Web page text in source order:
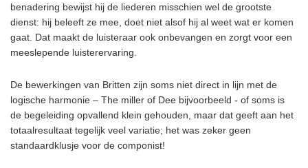
benadering bewijst hij de liederen misschien wel de grootste
dienst: hij beleeft ze mee, doet niet alsof hij al weet wat er komen
gaat. Dat maakt de luisteraar ook onbevangen en zorgt voor een
meeslepende luisterervaring.
De bewerkingen van Britten zijn soms niet direct in lijn met de
logische harmonie – The miller of Dee bijvoorbeeld - of soms is
de begeleiding opvallend klein gehouden, maar dat geeft aan het
totaalresultaat tegelijk veel variatie; het was zeker geen
standaardklusje voor de componist!